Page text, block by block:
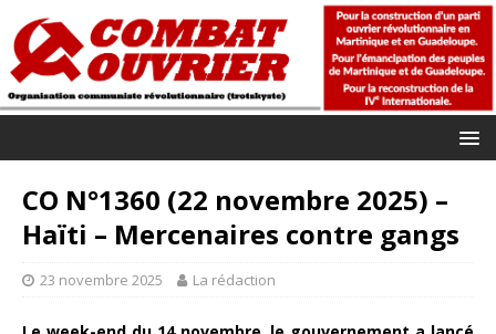
CO N°1360 (22 novembre 2025) –
Haïti – Mercenaires contre gangs
23 novembre 2025 La rédaction